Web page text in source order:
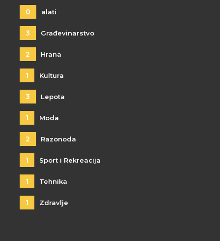
0 alati
3 Građevinarstvo
2 Hrana
1 Kultura
3 Lepota
1 Moda
2 Razonoda
1 Sport i Rekreacija
1 Tehnika
1 Zdravlje